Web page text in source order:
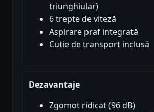
triunghiular)
6 trepte de viteză
Aspirare praf integrată
Cutie de transport inclusă
Dezavantaje
Zgomot ridicat (96 dB)